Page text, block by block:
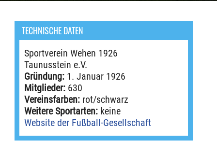
TECHNISCHE DATEN
Sportverein Wehen 1926
Taunusstein e.V.
Gründung: 1. Januar 1926
Mitglieder: 630
Vereinsfarben: rot/schwarz
Weitere Sportarten: keine
Website der Fußball-Gesellschaft